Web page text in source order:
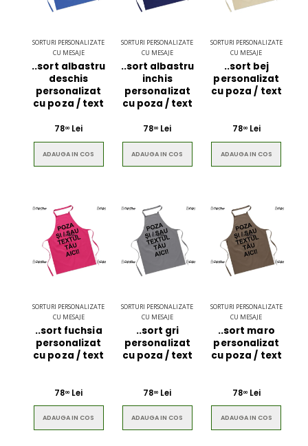
SORTURI PERSONALIZATE
CU MESAJE
..sort albastru
deschis
personalizat
cu poza / text
7800 Lei
ADAUGA IN COS
SORTURI PERSONALIZATE
CU MESAJE
..sort albastru
inchis
personalizat
cu poza / text
7800 Lei
ADAUGA IN COS
SORTURI PERSONALIZATE
CU MESAJE
..sort bej
personalizat
cu poza / text
7800Lei
ADAUGA IN COS
SORTURI PERSONALIZATE
CU MESAJE
..sort fuchsia
personalizat
cu poza / text
7800 Lei
ADAUGA IN COS
SORTURI PERSONALIZATE
CU MESAJE
..sort gri
personalizat
cu poza / text
7800 Lei
ADAUGA IN COS
SORTURI PERSONALIZATE
CU MESAJE
..sort maro
personalizat
cu poza / text
7800Lei
ADAUGA IN COS
$49.00
Circled Ultimate
3D Speaker
$49.00
$49.00
Men Black
$49.00